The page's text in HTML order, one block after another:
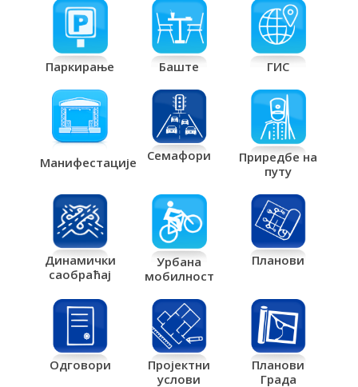
Паркирање Баште ГИС
Манифестације Семафори
Приредбе на
путу
Динамички
саобраћај
Урбана
мобилност
Планови
Одговори
Пројектни
услови
Планови
Града